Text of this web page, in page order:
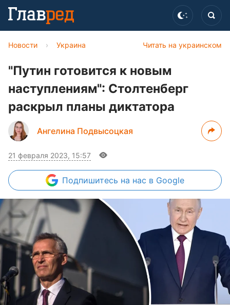
Читать на украинском
Новости › Украина
"Путин готовится к новым
наступлениям": Столтенберг
раскрыл планы диктатора
Ангелина Подвысоцкая
21 февраля 2023, 15:57
Подпишитесь на нас в Google